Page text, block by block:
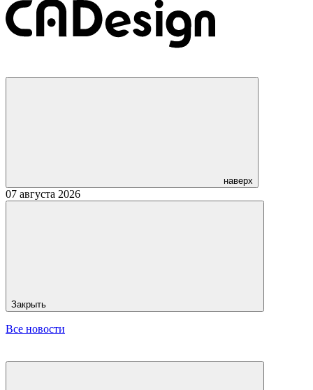
наверх
07 августа 2026
Закрыть
Все новости